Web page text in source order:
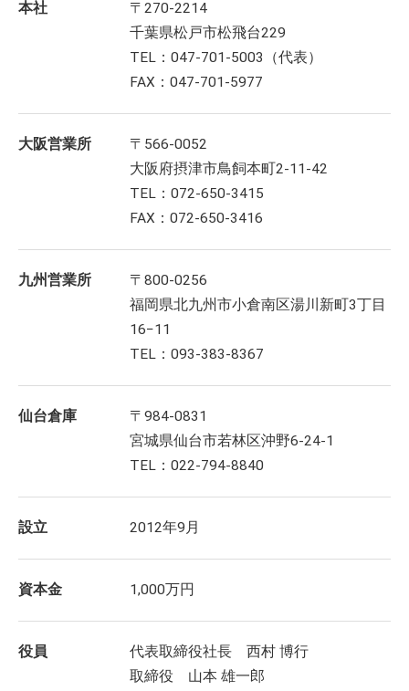
本社
〒270-2214
千葉県松戸市松飛台229
TEL：047-701-5003（代表）
FAX：047-701-5977
大阪営業所
〒566-0052
大阪府摂津市鳥飼本町2-11-42
TEL：072-650-3415
FAX：072-650-3416
九州営業所
〒800-0256
福岡県北九州市小倉南区湯川新町3丁目
16−11
TEL：093-383-8367
仙台倉庫
〒984-0831
宮城県仙台市若林区沖野6-24-1
TEL：022-794-8840
設立 2012年9月
資本金 1,000万円
役員
代表取締役社長 西村 博行
取締役 山本 雄一郎